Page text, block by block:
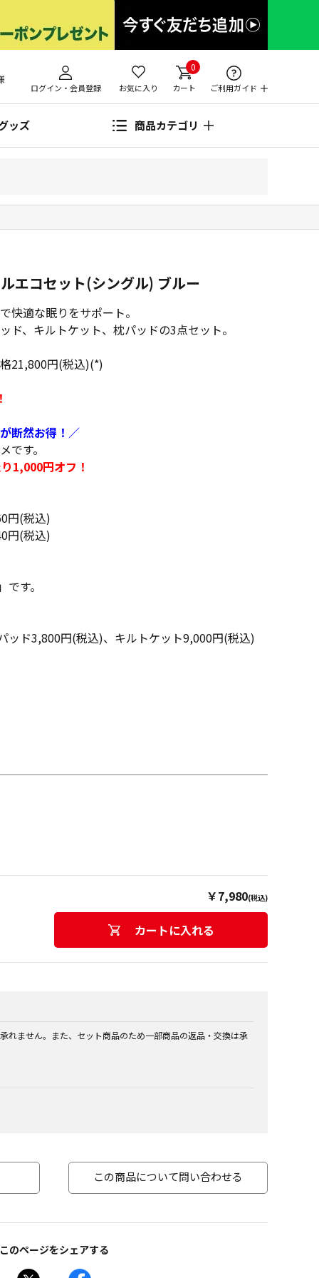
ログイン・会員登録 お気に入り
0
カート ご利用ガイド
ッズ 商品カテゴリ
エコセット(シングル) ブルー
快適な眠りをサポート。
ド、キルトケット、枕パッドの3点セット。
21,800円(税込)(*)
断然お得！／
です。
1,000円オフ！
円(税込)
円(税込)
す。
ッド3,800円(税込)、キルトケット9,000円(税込)
￥7,980(税込)
カートに入れる
れません。また、セット商品のため一部商品の返品・交換は承
この商品について問い合わせる
このページをシェアする